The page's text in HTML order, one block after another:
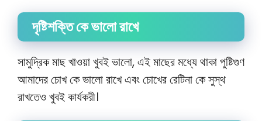
দৃষ্টিশক্তি কে ভালো রাখে
সামুদ্রিক মাছ খাওয়া খুবই ভালো, এই মাছের মধ্যে থাকা পুষ্টিগুণ
আমাদের চোখ কে ভালো রাখে এবং চোখের রেটিনা কে সুস্থ
রাখতেও খুবই কার্যকরী।